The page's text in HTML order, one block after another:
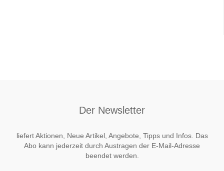
Der Newsletter
liefert Aktionen, Neue Artikel, Angebote, Tipps und Infos. Das
Abo kann jederzeit durch Austragen der E-Mail-Adresse
beendet werden.